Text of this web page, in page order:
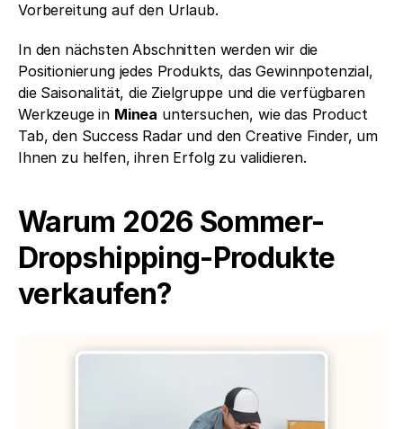
Vorbereitung auf den Urlaub.
In den nächsten Abschnitten werden wir die
Positionierung jedes Produkts, das Gewinnpotenzial,
die Saisonalität, die Zielgruppe und die verfügbaren
Werkzeuge in Minea untersuchen, wie das Product
Tab, den Success Radar und den Creative Finder, um
Ihnen zu helfen, ihren Erfolg zu validieren.
Warum 2026 Sommer-
Dropshipping-Produkte
verkaufen?